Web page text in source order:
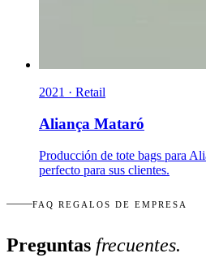
2021 · Retail
Aliança Mataró
Producción de tote bags para
perfecto para sus clientes.
FAQ REGALOS DE EMPRESA
Preguntas frecuentes.